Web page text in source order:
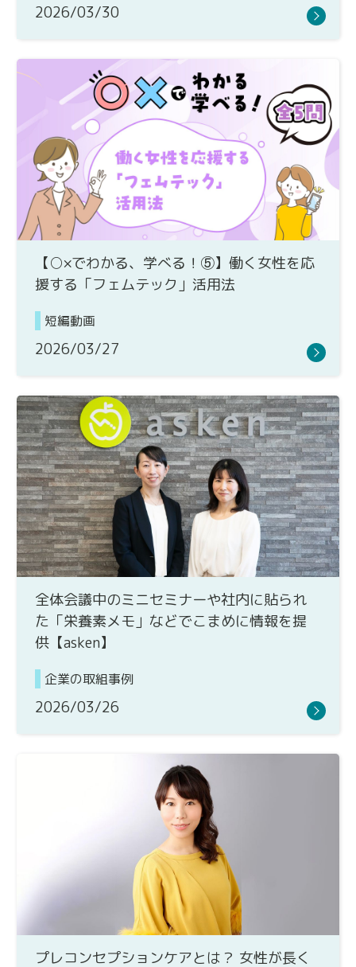
2026/03/30
【○×でわかる、学べる！⑤】働く女性を応
援する「フェムテック」活用法
短編動画
2026/03/27
全体会議中のミニセミナーや社内に貼られ
た「栄養素メモ」などでこまめに情報を提
供【asken】
企業の取組事例
2026/03/26
プレコンセプションケアとは？ 女性が長く